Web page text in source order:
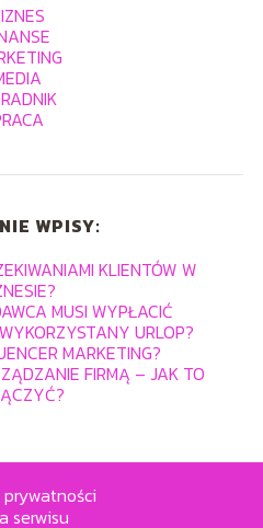
WPISY:
KLIENTÓW W
MUSI WYPŁACIĆ
URLOP?
MARKETING?
FIRMĄ – JAK TO
serwisu